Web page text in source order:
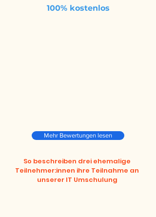
100% kostenlos
Mehr Bewertungen lesen
So beschreiben drei ehemalige
Teilnehmer:innen ihre Teilnahme an
unserer IT Umschulung